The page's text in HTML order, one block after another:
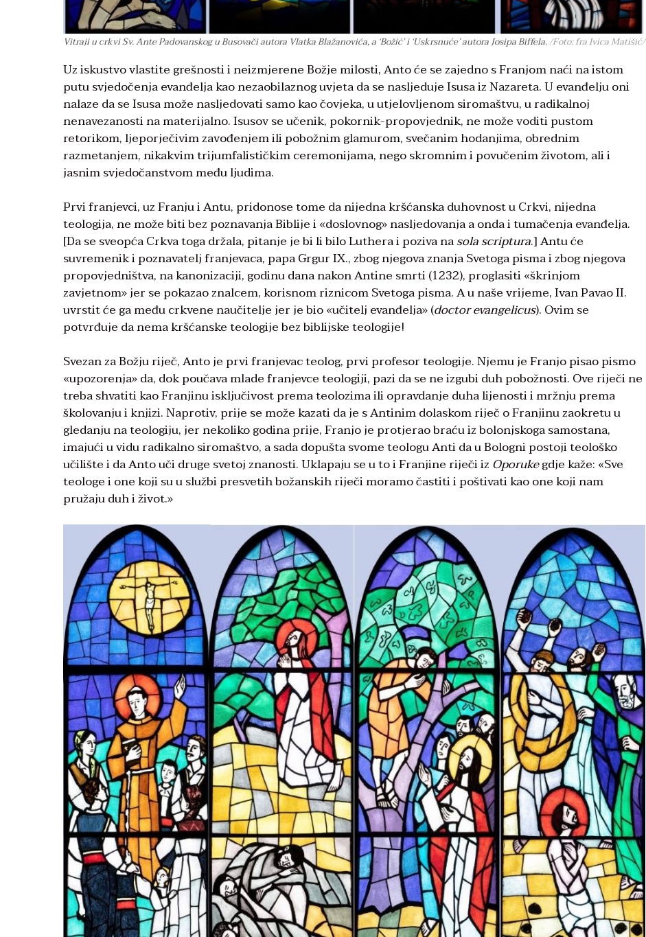
Vitraji u crkvi Sv. Ante Padovanskog u Busovači autora Vlatka Blažanovića, a ‘Božić’ i ‘Uskrsnuće’ autora Josipa Biffela./Foto: fra Ivica Matišić/
Uz iskustvo vlastite grešnosti i neizmjerene Božje milosti, Anto će se zajedno s Franjom naći na istom
putu svjedočenja evanđelja kao nezaobilaznog uvjeta da se nasljeduje Isusa iz Nazareta. U evanđelju oni
nalaze da se Isusa može nasljedovati samo kao čovjeka, u utjelovljenom siromaštvu, u radikalnoj
nenavezanosti na materijalno. Isusov se učenik, pokornik-propovjednik, ne može voditi pustom
retorikom, ljeporječivim zavođenjem ili pobožnim glamurom, svečanim hodanjima, obrednim
razmetanjem, nikakvim trijumfalističkim ceremonijama, nego skromnim i povučenim životom, ali i
jasnim svjedočanstvom među ljudima.
Prvi franjevci, uz Franju i Antu, pridonose tome da nijedna kršćanska duhovnost u Crkvi, nijedna
teologija, ne može biti bez poznavanja Biblije i «doslovnog» nasljedovanja a onda i tumačenja evanđelja.
[Da se sveopća Crkva toga držala, pitanje je bi li bilo Luthera i poziva nasola scriptura.] Antu će
suvremenik i poznavatelj franjevaca, papa Grgur IX., zbog njegova znanja Svetoga pisma i zbog njegova
propovjedništva, na kanonizaciji, godinu dana nakon Antine smrti (1232), proglasiti «škrinjom
zavjetnom» jer se pokazao znalcem, korisnom riznicom Svetoga pisma. A u naše vrijeme, Ivan Pavao II.
uvrstit će ga među crkvene naučitelje jer je bio «učitelj evanđelja» (doctor evangelicus). Ovim se
potvrđuje da nema kršćanske teologije bez biblijske teologije!
Svezan za Božju riječ, Anto je prvi franjevac teolog, prvi profesor teologije. Njemu je Franjo pisao pismo
«upozorenja» da, dok poučava mlade franjevce teologiji, pazi da se ne izgubi duh pobožnosti. Ove riječi ne
treba shvatiti kao Franjinu isključivost prema teolozima ili opravdanje duha lijenosti i mržnju prema
školovanju i knjizi. Naprotiv, prije se može kazati da je s Antinim dolaskom riječ o Franjinu zaokretu u
gledanju na teologiju, jer nekoliko godina prije, Franjo je protjerao braću iz bolonjskoga samostana,
imajući u vidu radikalno siromaštvo, a sada dopušta svome teologu Anti da u Bologni postoji teološko
učilište i da Anto uči druge svetoj znanosti. Uklapaju se u to i Franjine riječi iz Oporukegdje kaže: «Sve
teologe i one koji su u službi presvetih božanskih riječi moramo častiti i poštivati kao one koji nam
pružaju duh i život.»